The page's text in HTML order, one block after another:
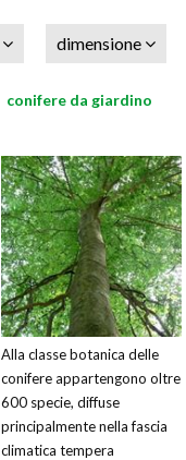
dimensione
conifere da giardino
Alla classe botanica delle
conifere appartengono oltre
600 specie, diffuse
principalmente nella fascia
climatica tempera